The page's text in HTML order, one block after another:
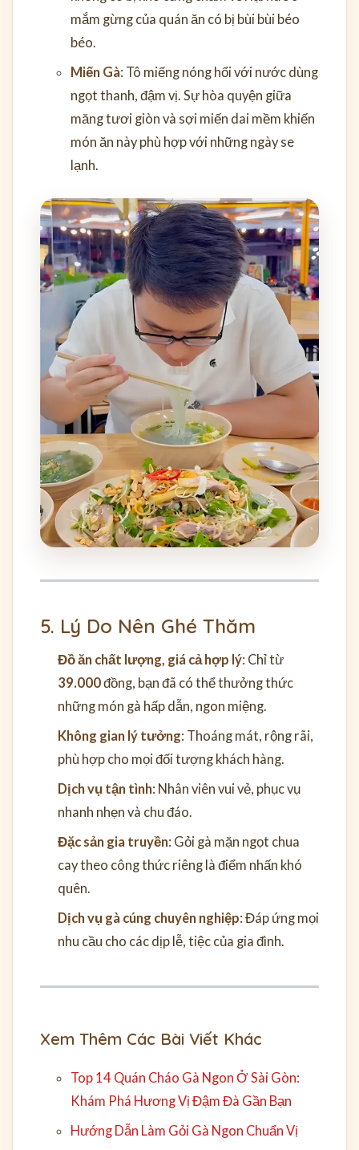
mắm gừng của quán ăn có bị bùi bùi béo
béo.
Miến Gà: Tô miếng nóng hổi với nước dùng
ngọt thanh, đậm vị. Sự hòa quyện giữa
măng tươi giòn và sợi miến dai mềm khiến
món ăn này phù hợp với những ngày se
lạnh.
5. Lý Do Nên Ghé Thăm
Đồ ăn chất lượng, giá cả hợp lý: Chỉ từ
39.000đồng, bạn đã có thể thưởng thức
những món gà hấp dẫn, ngon miệng.
Không gian lý tưởng: Thoáng mát, rộng rãi,
phù hợp cho mọi đối tượng khách hàng.
Dịch vụ tận tình: Nhân viên vui vẻ, phục vụ
nhanh nhẹn và chu đáo.
Đặc sản gia truyền: Gỏi gà mặn ngọt chua
cay theo công thức riêng là điểm nhấn khó
quên.
Dịch vụ gà cúng chuyên nghiệp: Đáp ứng mọi
nhu cầu cho các dịp lễ, tiệc của gia đình.
Xem Thêm Các Bài Viết Khác
Top 14 Quán Cháo Gà Ngon Ở Sài Gòn:
Khám Phá Hương Vị Đậm Đà Gần Bạn
Hướng Dẫn Làm Gỏi Gà Ngon Chuẩn Vị